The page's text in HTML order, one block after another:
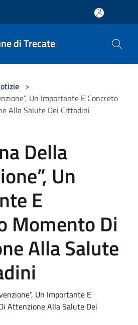
di Trecate
>
Un Importante E Concreto
Alla Salute Dei Cittadini
Della
Un
E
Momento Di
Alla Salute
Un Importante E
Attenzione Alla Salute Dei